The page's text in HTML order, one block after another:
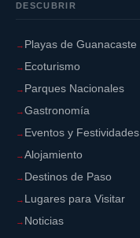
DESCUBRIR
Playas de Guanacaste
Ecoturismo
Parques Nacionales
Gastronomía
Eventos y Festividades
Alojamiento
Destinos de Paso
Lugares para Visitar
Noticias